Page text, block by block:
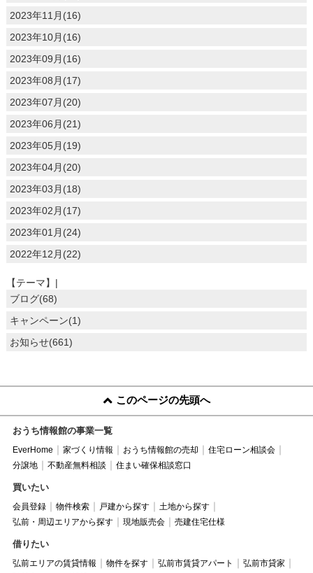
2023年11月(16)
2023年10月(16)
2023年09月(16)
2023年08月(17)
2023年07月(20)
2023年06月(21)
2023年05月(19)
2023年04月(20)
2023年03月(18)
2023年02月(17)
2023年01月(24)
2022年12月(22)
【テーマ】|
ブログ(68)
キャンペーン(1)
お知らせ(661)
このページの先頭へ
おうち情報館の事業一覧
EverHome 家づくり情報 おうち情報館の売却
住宅ローン相談会
分譲地
不動産無料相談 住まい確保相談窓口
買いたい
会員登録 物件検索 戸建から探す
土地から探す
弘前・周辺エリアから探す
現地販売会 売建住宅仕様
借りたい
弘前エリアの賃貸情報 物件を探す 弘前市賃貸アパート
弘前市貸家